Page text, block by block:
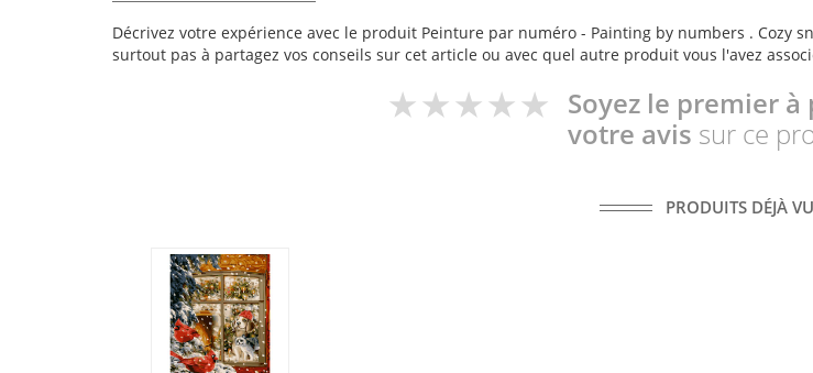
Décrivez votre expérience avec le produit Peinture par numéro - Painting by numbers . Cozy
surtout pas à partagez vos conseils sur cet article ou avec quel autre produit vous l'avez
Soyez le premier à
votre avis sur ce
PRODUITS DÉJÀ VU